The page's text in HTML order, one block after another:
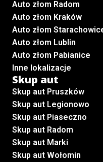
Auto złom Radom
Auto złom Kraków
Auto złom
Auto złom Lublin
Auto złom Pabianice
Inne lokalizacje
Skup aut
Skup aut Pruszków
Skup aut Legionowo
Skup aut Piaseczno
Skup aut Radom
Skup aut Marki
Skup aut Wołomin